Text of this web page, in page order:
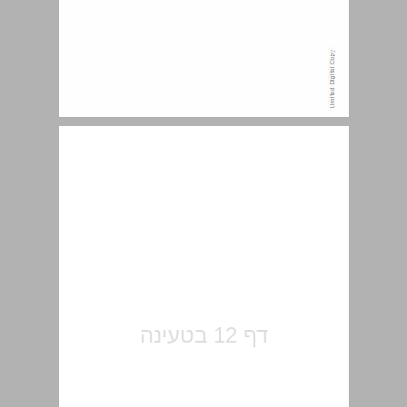
השפעות טופוגרפיות על דרכי ה תחבורה ביהודה ... 13